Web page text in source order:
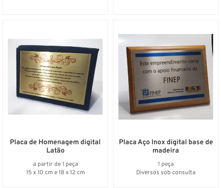
a partir de 1 peça
15 x 10 cm e 18 x 12 cm
Placa de Homenagem digital
Latão
1 peça
Diversos sob consulta
Placa Aço Inox digital base de
madeira